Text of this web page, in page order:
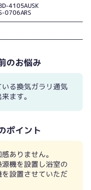
4105AUSK
0706ARS
のお悩み
る換気ガラリ通気
ます。
ポイント
ありません。
機を設置し浴室の
設置させていただ